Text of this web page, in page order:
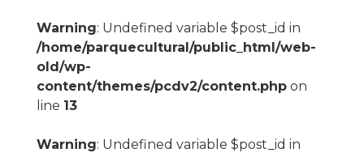
Warning: Undefined variable $post_id in
/home/parquecultural/public_html/web-
old/wp-
content/themes/pcdv2/content.phpon
line 13
Warning: Undefined variable $post_id in